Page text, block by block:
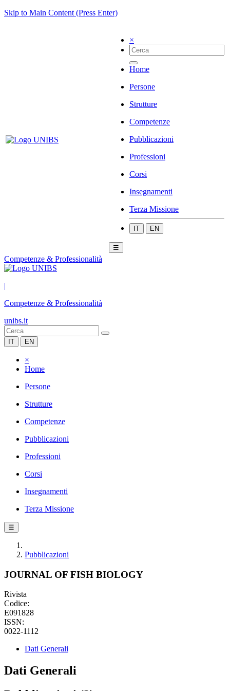
Skip to Main Content (Press Enter)
×
Home
Persone
Strutture
Competenze
Pubblicazioni
Professioni
Corsi
Insegnamenti
Terza Missione
IT EN
☰
Competenze & Professionalità
|
Competenze & Professionalità
unibs.it
IT EN
×
Home
Persone
Strutture
Competenze
Pubblicazioni
Professioni
Corsi
Insegnamenti
Terza Missione
☰
Pubblicazioni
JOURNAL OF FISH BIOLOGY
Rivista
Codice:
E091828
ISSN:
0022-1112
Dati Generali
Dati Generali